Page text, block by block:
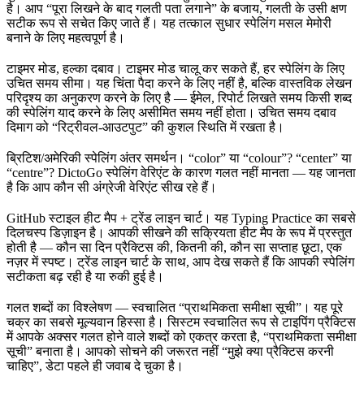
है। आप “पूरा लिखने के बाद गलती पता लगाने” के बजाय, गलती के उसी क्षण
सटीक रूप से सचेत किए जाते हैं। यह तत्काल सुधार स्पेलिंग मसल मेमोरी
बनाने के लिए महत्वपूर्ण है।
टाइमर मोड, हल्का दबाव। टाइमर मोड चालू कर सकते हैं, हर स्पेलिंग के लिए
उचित समय सीमा। यह चिंता पैदा करने के लिए नहीं है, बल्कि वास्तविक लेखन
परिदृश्य का अनुकरण करने के लिए है — ईमेल, रिपोर्ट लिखते समय किसी शब्द
की स्पेलिंग याद करने के लिए असीमित समय नहीं होता। उचित समय दबाव
दिमाग को “रिट्रीवल-आउटपुट” की कुशल स्थिति में रखता है।
ब्रिटिश/अमेरिकी स्पेलिंग अंतर समर्थन। “color” या “colour”? “center” या
“centre”? DictoGo स्पेलिंग वेरिएंट के कारण गलत नहीं मानता — यह जानता
है कि आप कौन सी अंग्रेजी वेरिएंट सीख रहे हैं।
GitHub स्टाइल हीट मैप + ट्रेंड लाइन चार्ट। यह Typing Practice का सबसे
दिलचस्प डिज़ाइन है। आपकी सीखने की सक्रियता हीट मैप के रूप में प्रस्तुत
होती है — कौन सा दिन प्रैक्टिस की, कितनी की, कौन सा सप्ताह छूटा, एक
नज़र में स्पष्ट। ट्रेंड लाइन चार्ट के साथ, आप देख सकते हैं कि आपकी स्पेलिंग
सटीकता बढ़ रही है या रुकी हुई है।
गलत शब्दों का विश्लेषण — स्वचालित “प्राथमिकता समीक्षा सूची”। यह पूरे
चक्र का सबसे मूल्यवान हिस्सा है। सिस्टम स्वचालित रूप से टाइपिंग प्रैक्टिस
में आपके अक्सर गलत होने वाले शब्दों को एकत्र करता है, “प्राथमिकता समीक्षा
सूची” बनाता है। आपको सोचने की जरूरत नहीं “मुझे क्या प्रैक्टिस करनी
चाहिए”, डेटा पहले ही जवाब दे चुका है।